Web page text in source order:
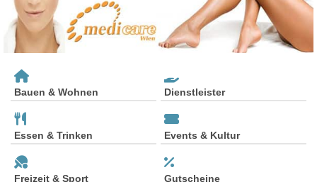
Bauen & Wohnen Dienstleister
Essen & Trinken Events & Kultur
Freizeit & Sport Gutscheine